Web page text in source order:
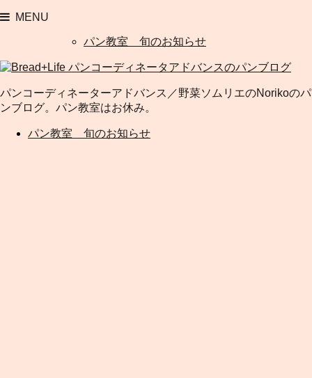
MENU
パン教室 旬のお知らせ
パンコーディネーターアドバンス／野菜ソムリエのNorikoのパ
ンブログ。パン教室はお休み。
パン教室 旬のお知らせ